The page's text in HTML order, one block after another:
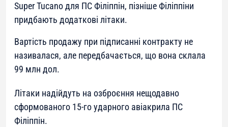
Super Tucano для ПС Філіппін, пізніше Філіппіни
придбають додаткові літаки.
Вартість продажу при підписанні контракту не
називалася, але передбачається, що вона склала
99 млн дол.
Літаки надійдуть на озброєння нещодавно
сформованого 15-го ударного авіакрила ПС
Філіппін.